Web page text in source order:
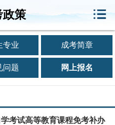
政策
专业 成考简章
问题 网上报名
考试高等教育课程免考补办